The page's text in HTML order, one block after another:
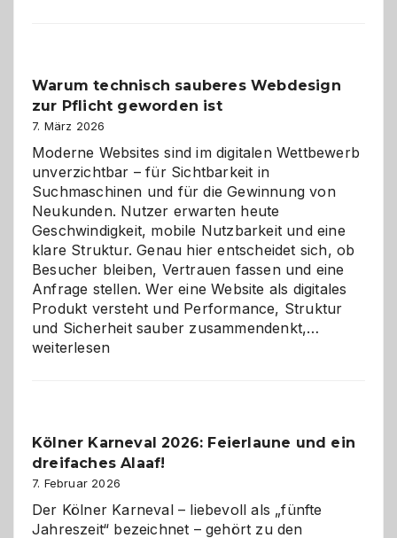
den
Logikrätseln
Warum technisch sauberes Webdesign
zur Pflicht geworden ist
7. März 2026
Moderne Websites sind im digitalen Wettbewerb
unverzichtbar – für Sichtbarkeit in
Suchmaschinen und für die Gewinnung von
Neukunden. Nutzer erwarten heute
Geschwindigkeit, mobile Nutzbarkeit und eine
klare Struktur. Genau hier entscheidet sich, ob
Besucher bleiben, Vertrauen fassen und eine
Anfrage stellen. Wer eine Website als digitales
Produkt versteht und Performance, Struktur
und Sicherheit sauber zusammendenkt,…
geworden
weiterlesen
Kölner Karneval 2026: Feierlaune und ein
dreifaches Alaaf!
7. Februar 2026
Der Kölner Karneval – liebevoll als „fünfte
Jahreszeit“ bezeichnet – gehört zu den